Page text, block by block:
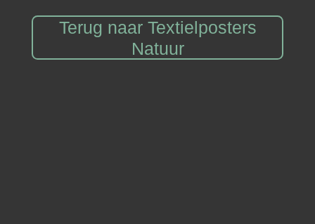
Terug naar Textielposters
Natuur